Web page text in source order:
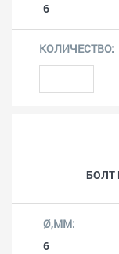
6
БОЛТ
6